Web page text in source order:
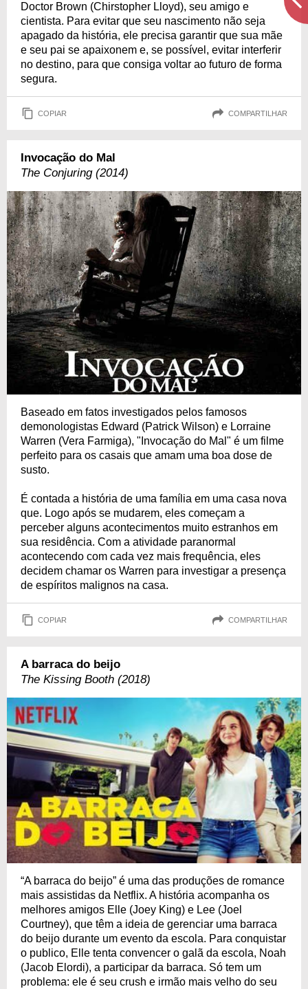
Doctor Brown (Chirstopher Lloyd), seu amigo e
cientista. Para evitar que seu nascimento não seja
apagado da história, ele precisa garantir que sua mãe
e seu pai se apaixonem e, se possível, evitar interferir
no destino, para que consiga voltar ao futuro de forma
segura.
COPIAR COMPARTILHAR
Invocação do Mal
The Conjuring (2014)
Baseado em fatos investigados pelos famosos
demonologistas Edward (Patrick Wilson) e Lorraine
Warren (Vera Farmiga), "Invocação do Mal" é um filme
perfeito para os casais que amam uma boa dose de
susto.
É contada a história de uma família em uma casa nova
que. Logo após se mudarem, eles começam a
perceber alguns acontecimentos muito estranhos em
sua residência. Com a atividade paranormal
acontecendo com cada vez mais frequência, eles
decidem chamar os Warren para investigar a presença
de espíritos malignos na casa.
COPIAR COMPARTILHAR
A barraca do beijo
The Kissing Booth (2018)
“A barraca do beijo” é uma das produções de romance
mais assistidas da Netflix. A história acompanha os
melhores amigos Elle (Joey King) e Lee (Joel
Courtney), que têm a ideia de gerenciar uma barraca
do beijo durante um evento da escola. Para conquistar
o publico, Elle tenta convencer o galã da escola, Noah
(Jacob Elordi), a participar da barraca. Só tem um
problema: ele é seu crush e irmão mais velho do seu